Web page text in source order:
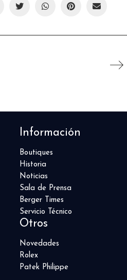
Información
Boutiques
Historia
Noticias
Sala de Prensa
Berger Times
Servicio Técnico
Otros
Novedades
Rolex
Patek Philippe